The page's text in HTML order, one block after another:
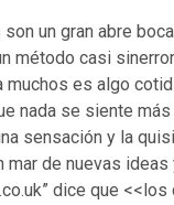
un gran abre
método casi
muchos es algo
nada se siente
sensación y la
mar de nuevas
dice que